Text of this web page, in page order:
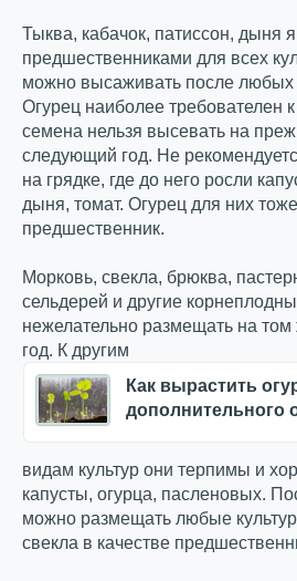
Тыква, кабачок, патиссон, дыня
предшественниками для всех
можно высаживать после любых
Огурец наиболее требователен
семена нельзя высевать на
следующий год. Не
на грядке, где до него росли
дыня, томат. Огурец для них
предшественник.
Морковь, свекла, брюква,
сельдерей и другие
нежелательно размещать на
год. К другим
Как вырастить
дополнительного
видам культур они терпимы и
капусты, огурца, пасленовых.
можно размещать любые
свекла в качестве